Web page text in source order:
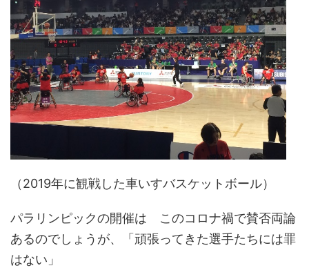
（2019年に観戦した車いすバスケットボール）
パラリンピックの開催は このコロナ禍で賛否両論
あるのでしょうが、「頑張ってきた選手たちには罪
はない」